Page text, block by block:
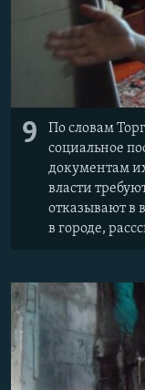
9
По словам
социальное
документам
власти
отказывают в
в городе,